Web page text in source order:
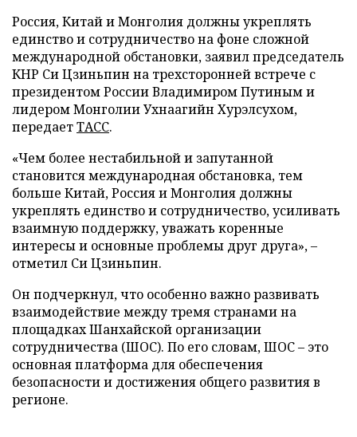
Россия, Китай и Монголия должны укреплять
единство и сотрудничество на фоне сложной
международной обстановки, заявил председатель
КНР Си Цзиньпин на трехсторонней встрече с
президентом России Владимиром Путиным и
лидером Монголии Ухнаагийн Хурэлсухом,
передаетТАСС.
«Чем более нестабильной и запутанной
становится международная обстановка, тем
больше Китай, Россия и Монголия должны
укреплять единство и сотрудничество, усиливать
взаимную поддержку, уважать коренные
интересы и основные проблемы друг друга», –
отметил Си Цзиньпин.
Он подчеркнул, что особенно важно развивать
взаимодействие между тремя странами на
площадках Шанхайской организации
сотрудничества (ШОС). По его словам, ШОС – это
основная платформа для обеспечения
безопасности и достижения общего развития в
регионе.